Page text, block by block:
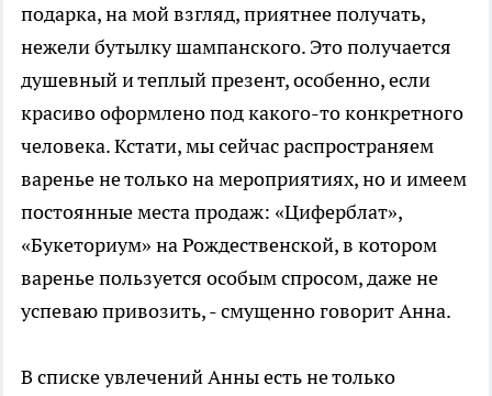
подарка, на мой взгляд, приятнее получать,
нежели бутылку шампанского. Это получается
душевный и теплый презент, особенно, если
красиво оформлено под какого-то конкретного
человека. Кстати, мы сейчас распространяем
варенье не только на мероприятиях, но и имеем
постоянные места продаж: «Циферблат»,
«Букеториум» на Рождественской, в котором
варенье пользуется особым спросом, даже не
успеваю привозить, - смущенно говорит Анна.
В списке увлечений Анны есть не только